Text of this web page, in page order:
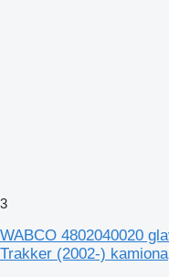
3
WABCO 4802040020
Trakker (2002-) kamiona